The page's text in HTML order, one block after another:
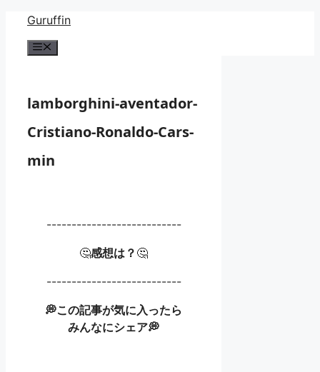
Guruffin
lamborghini-aventador-
Cristiano-Ronaldo-Cars-
min
---------------------------
🤔感想は？ 🤔
---------------------------
💭この記事が気に入ったら
みんなにシェア💭